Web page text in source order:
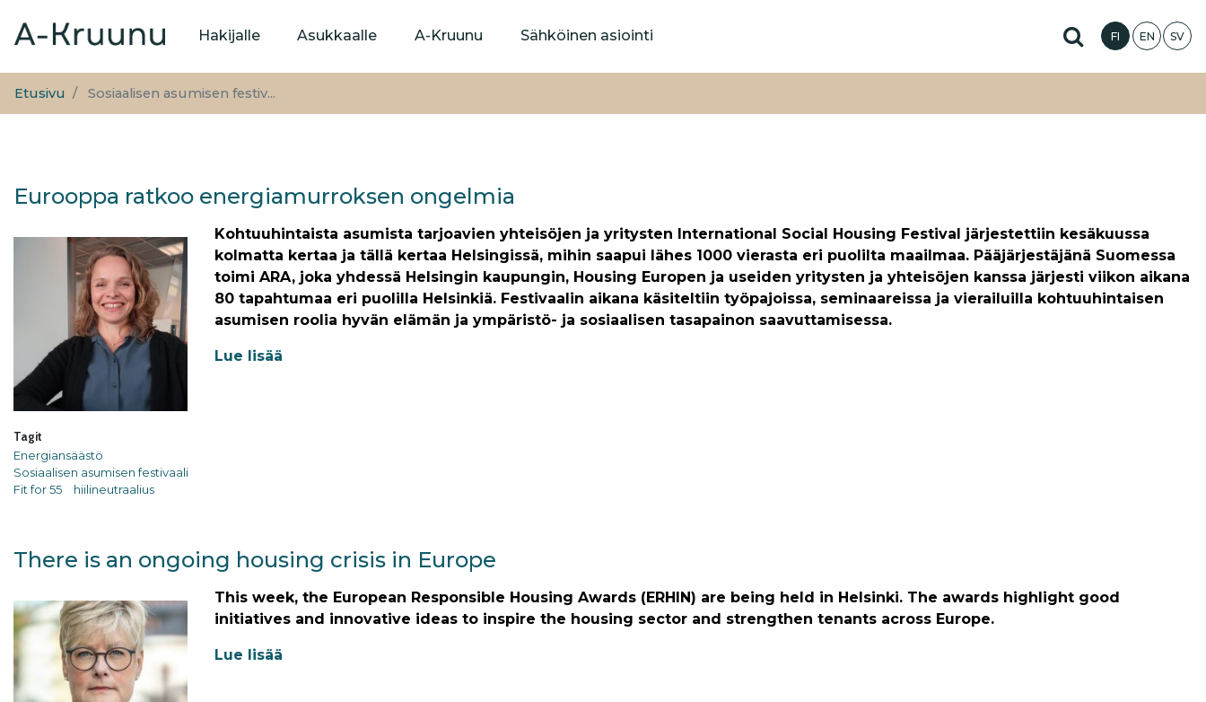
pääsisältöön
Päävalikko
Hakijalle Asukkaalle A-Kruunu Sähköinen asiointi Hae sivustolta
FI EN SV
Etusivu Sosiaalisen asumisen festiv...
Eurooppa ratkoo energiamurroksen ongelmia
Tagit
Energiansäästö
Sosiaalisen asumisen festivaali
Fit for 55
hiilineutraalius
Kohtuuhintaista asumista tarjoavien yhteisöjen ja yritysten International Social Housing Festival järjestettiin kesäkuussa
kolmatta kertaa ja tällä kertaa Helsingissä, mihin saapui lähes 1000 vierasta eri puolilta maailmaa. Pääjärjestäjänä Suomessa
toimi ARA, joka yhdessä Helsingin kaupungin, Housing Europen ja useiden yritysten ja yhteisöjen kanssa järjesti viikon aikana
80 tapahtumaa eri puolilla Helsinkiä. Festivaalin aikana käsiteltiin työpajoissa, seminaareissa ja vierailuilla kohtuuhintaisen
asumisen roolia hyvän elämän ja ympäristö- ja sosiaalisen tasapainon saavuttamisessa.
Lue lisää
There is an ongoing housing crisis in Europe
This week, the European Responsible Housing Awards (ERHIN) are being held in Helsinki. The awards highlight good
initiatives and innovative ideas to inspire the housing sector and strengthen tenants across Europe.
Lue lisää